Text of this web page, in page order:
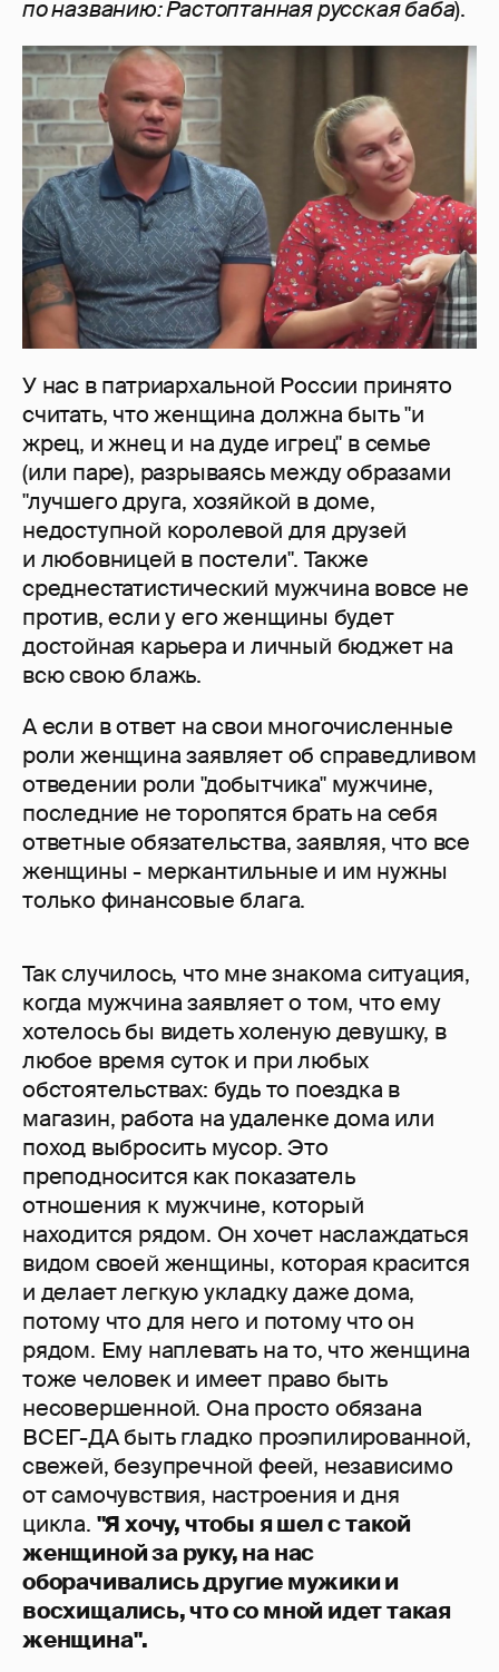
по названию: Растоптанная русская баба).
У нас в патриархальной России принято
считать, что женщина должна быть "и
жрец, и жнец и на дуде игрец" в семье
(или паре), разрываясь между образами
"лучшего друга, хозяйкой в доме,
недоступной королевой для друзей
и любовницей в постели". Также
среднестатистический мужчина вовсе не
против, если у его женщины будет
достойная карьера и личный бюджет на
всю свою блажь.
А если в ответ на свои многочисленные
роли женщина заявляет об справедливом
отведении роли "добытчика" мужчине,
последние не торопятся брать на себя
ответные обязательства, заявляя, что все
женщины - меркантильные и им нужны
только финансовые блага.
Так случилось, что мне знакома ситуация,
когда мужчина заявляет о том, что ему
хотелось бы видеть холеную девушку, в
любое время суток и при любых
обстоятельствах: будь то поездка в
магазин, работа на удаленке дома или
поход выбросить мусор. Это
преподносится как показатель
отношения к мужчине, который
находится рядом. Он хочет наслаждаться
видом своей женщины, которая красится
и делает легкую укладку даже дома,
потому что для него и потому что он
рядом. Ему наплевать на то, что женщина
тоже человек и имеет право быть
несовершенной. Она просто обязана
ВСЕГ-ДА быть гладко проэпилированной,
свежей, безупречной феей, независимо
от самочувствия, настроения и дня
цикла. "Я хочу, чтобы я шел с такой
женщиной за руку, на нас
оборачивались другие мужики и
восхищались, что со мной идет такая
женщина".